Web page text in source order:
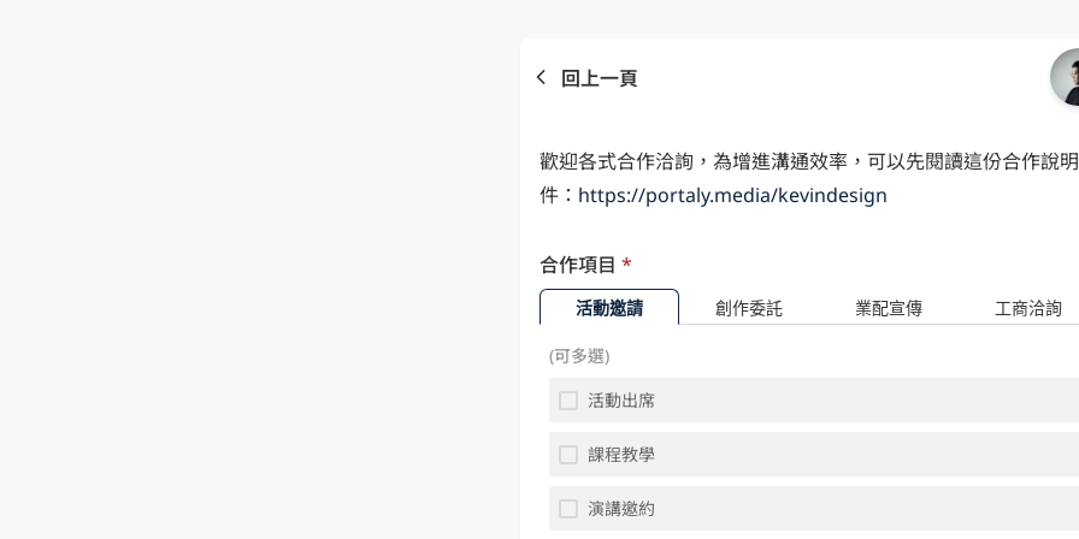
回上一頁
歡迎各式合作洽詢，為增進溝通效率，可以先閱讀這份合作說
件： https://portaly.media/kevindesign
合作項目 *
活動邀請 創作委託 業配宣傳 工商洽詢
(可多選)
活動出席
課程教學
演講邀約